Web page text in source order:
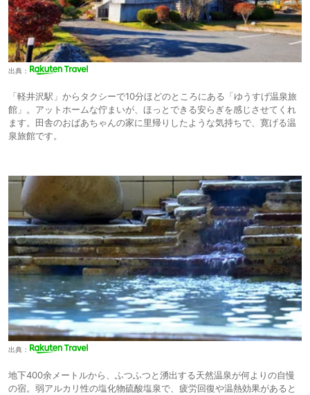
出典：
「軽井沢駅」からタクシーで10分ほどのところにある「ゆうすげ温泉旅
館」。アットホームな佇まいが、ほっとできる安らぎを感じさせてくれ
ます。田舎のおばあちゃんの家に里帰りしたような気持ちで、寛げる温
泉旅館です。
出典：
地下400余メートルから、ふつふつと湧出する天然温泉が何よりの自慢
の宿。弱アルカリ性の塩化物硫酸塩泉で、疲労回復や温熱効果があると